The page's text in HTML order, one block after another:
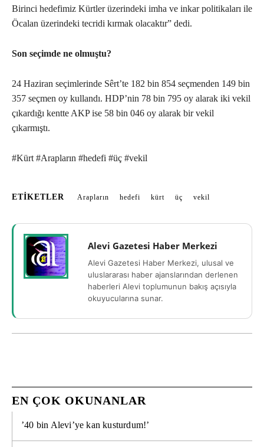
Birinci hedefimiz Kürtler üzerindeki imha ve inkar politikaları ile
Öcalan üzerindeki tecridi kırmak olacaktır” dedi.
Son seçimde ne olmuştu?
24 Haziran seçimlerinde Sêrt’te 182 bin 854 seçmenden 149 bin
357 seçmen oy kullandı. HDP’nin 78 bin 795 oy alarak iki vekil
çıkardığı kentte AKP ise 58 bin 046 oy alarak bir vekil
çıkarmıştı.
#Kürt #Arapların #hedefi #üç #vekil
ETIKETLER Arapların hedefi kürt üç vekil
Alevi Gazetesi Haber Merkezi
Alevi Gazetesi Haber Merkezi, ulusal ve
uluslararası haber ajanslarından derlenen
haberleri Alevi toplumunun bakış açısıyla
okuyucularına sunar.
EN ÇOK OKUNANLAR
’40 bin Alevi’ye kan kusturdum!’